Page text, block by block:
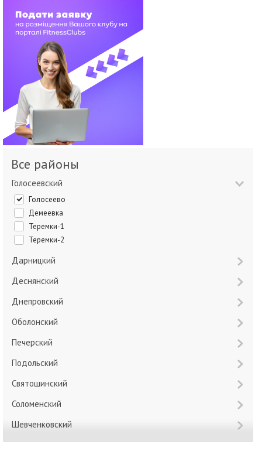
Все районы
Голосеевский
Голосеево
Демеевка
Теремки-1
Теремки-2
Дарницкий
Деснянский
Днепровский
Оболонский
Печерский
Подольский
Святошинский
Соломенский
Шевченковский